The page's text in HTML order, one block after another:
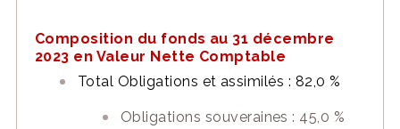
Composition du fonds au 31 décembre
2023 en Valeur Nette Comptable
Total Obligations et assimilés : 82,0 %
Obligations souveraines : 45,0 %